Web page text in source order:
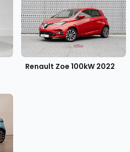
Renault Zoe 100kW 2022